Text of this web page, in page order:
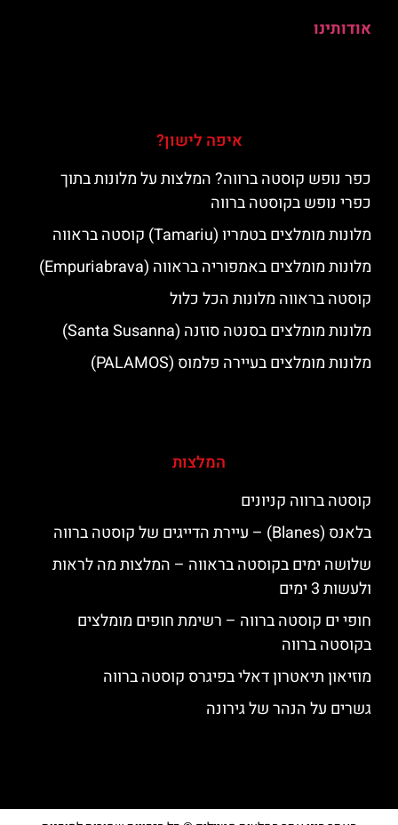
אודותינו
איפה לישון?
כפר נופש קוסטה ברווה? המלצות על מלונות בתוך
כפרי נופש בקוסטה ברווה
מלונות מומלצים בטמריו (Tamariu) קוסטה בראווה
מלונות מומלצים באמפוריה בראווה (Empuriabrava)
קוסטה בראווה מלונות הכל כלול
מלונות מומלצים בסנטה סוזנה (Santa Susanna)
מלונות מומלצים בעיירה פלמוס (PALAMOS)
המלצות
קוסטה ברווה קניונים
בלאנס (Blanes) – עיירת הדייגים של קוסטה ברווה
שלושה ימים בקוסטה בראווה – המלצות מה לראות
ולעשות 3 ימים
חופי ים קוסטה ברווה – רשימת חופים מומלצים
בקוסטה ברווה
מוזיאון תיאטרון דאלי בפיגרס קוסטה ברווה
גשרים על הנהר של גירונה